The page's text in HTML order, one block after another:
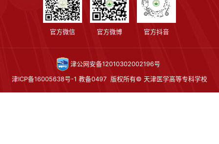
官方微信 官方微博 官方抖音
津公网安备12010302002196号
津ICP备16005638号-1 教备0497 版权所有© 天津医学高等专科学校